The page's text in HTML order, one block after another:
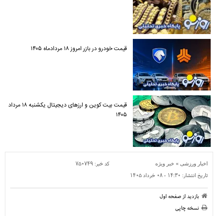
قیمت خودرو در بازر امروز ۱۸ مردادماه ۱۴۰۵
قیمت بیت کوین و ارز‌های دیجیتال یکشنبه ۱۸ مرداد
۱۴۰۵
اخبار ورزشی » خبر ویژه کد خبر: ۷۵۰۷۴۹
تاریخ انتشار: ۱۴:۳۰ - ۰۸ خرداد ۱۴۰۵
بازدید از صفحه اول
نسخه چاپی